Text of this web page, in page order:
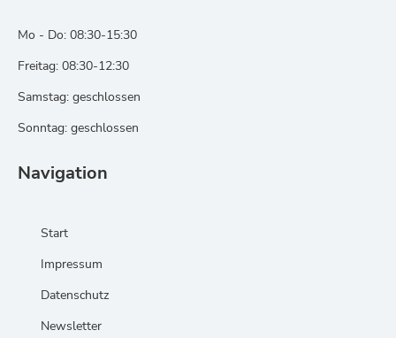
Mo - Do: 08:30-15:30
Freitag: 08:30-12:30
Samstag: geschlossen
Sonntag: geschlossen
Navigation
Start
Impressum
Datenschutz
Newsletter